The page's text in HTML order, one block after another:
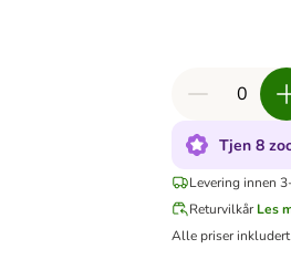
Tjen 8
Levering innen
Returvilkår Les
Alle priser